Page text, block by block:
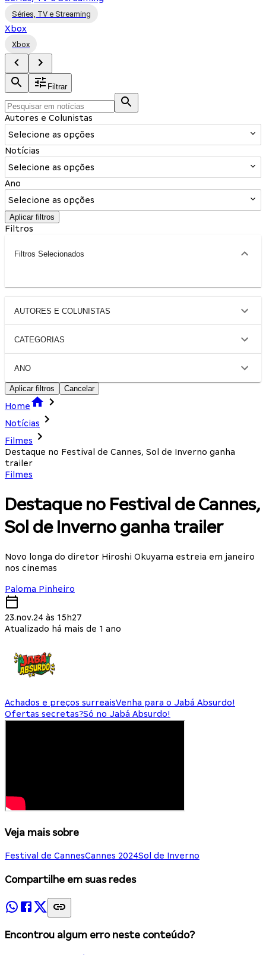
Séries, TV e Streaming
Xbox
Xbox
Filtrar
Autores e Colunistas
Selecione as opções
Notícias
Selecione as opções
Ano
Selecione as opções
Aplicar filtros
Filtros
Filtros Selecionados
AUTORES E COLUNISTAS
CATEGORIAS
ANO
Aplicar filtros Cancelar
Home
Notícias
Filmes
Destaque no Festival de Cannes, Sol de Inverno ganha
trailer
Filmes
Destaque no Festival de Cannes,
Sol de Inverno ganha trailer
Novo longa do diretor Hiroshi Okuyama estreia em janeiro
nos cinemas
Paloma Pinheiro
23.nov.24 às 15h27
Atualizado há mais de 1 ano
Achados e preços surreaisVenha para o Jabá Absurdo!
Ofertas secretas?Só no Jabá Absurdo!
Veja mais sobre
Festival de CannesCannes 2024Sol de Inverno
Compartilhe em suas redes
Encontrou algum erro neste conteúdo?